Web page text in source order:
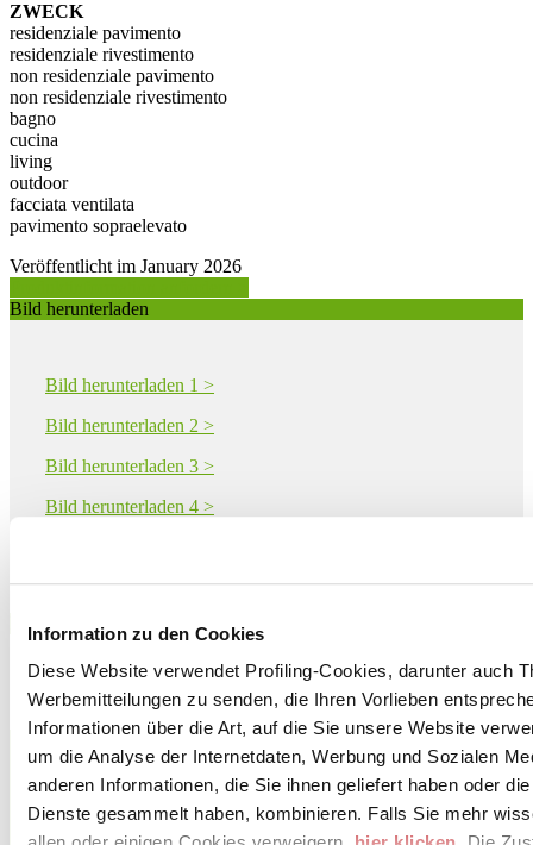
Information zu den Cookies
Diese Website verwendet Profiling-Cookies, darunter auch
Werbemitteilungen zu senden, die Ihren Vorlieben
Informationen über die Art, auf die Sie unsere Website
um die Analyse der Internetdaten, Werbung und Sozialen
anderen Informationen, die Sie ihnen geliefert haben oder
Dienste gesammelt haben, kombinieren. Falls Sie mehr
ZWECK
residenziale pavimento
residenziale rivestimento
non residenziale pavimento
non residenziale rivestimento
bagno
cucina
living
outdoor
facciata ventilata
pavimento sopraelevato
Veröffentlicht im January 2026
Bild herunterladen
Bild herunterladen 1 >
Bild herunterladen 2 >
Bild herunterladen 3 >
Bild herunterladen 4 >
Download PDF
CERAMICHE CAESAR S.p.A.
Via Canaletto 49
FIORANO MODENESE, 41042
Modena